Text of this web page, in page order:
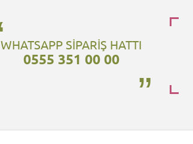
WHATSAPP SİPARİŞ HATTI
0555 351 00 00